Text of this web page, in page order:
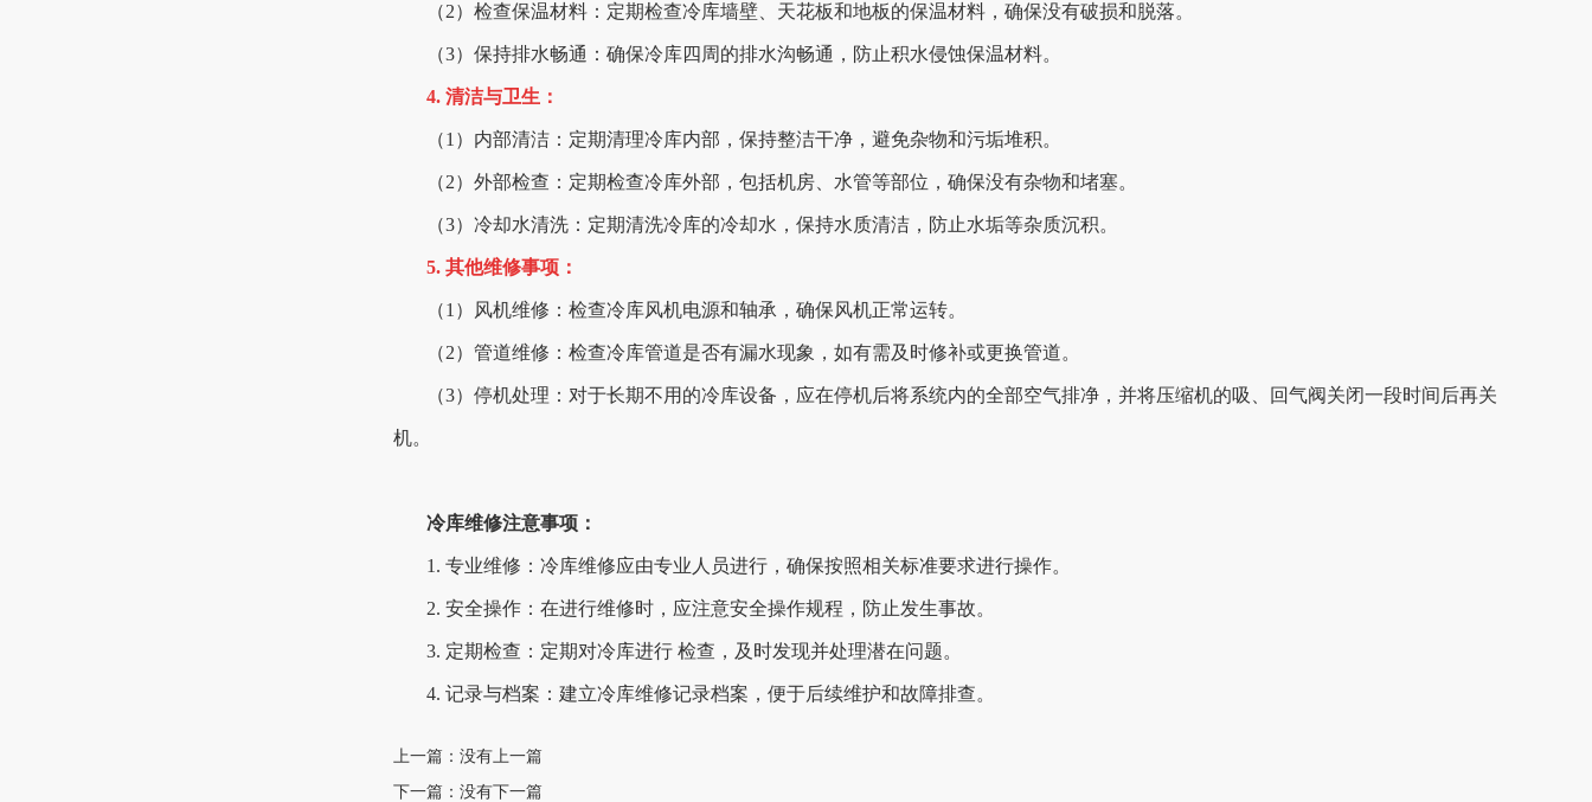
（2）检查保温材料：定期检查冷库墙壁、天花板和地板的保温材料，确保没有破损和脱落。
（3）保持排水畅通：确保冷库四周的排水沟畅通，防止积水侵蚀保温材料。
4. 清洁与卫生：
（1）内部清洁：定期清理冷库内部，保持整洁干净，避免杂物和污垢堆积。
（2）外部检查：定期检查冷库外部，包括机房、水管等部位，确保没有杂物和堵塞。
（3）冷却水清洗：定期清洗冷库的冷却水，保持水质清洁，防止水垢等杂质沉积。
5. 其他维修事项：
（1）风机维修：检查冷库风机电源和轴承，确保风机正常运转。
（2）管道维修：检查冷库管道是否有漏水现象，如有需及时修补或更换管道。
（3）停机处理：对于长期不用的冷库设备，应在停机后将系统内的全部空气排净，并将压缩机的吸、回气阀关闭一段时间后再关
机。
冷库维修注意事项：
1. 专业维修：冷库维修应由专业人员进行，确保按照相关标准要求进行操作。
2. 安全操作：在进行维修时，应注意安全操作规程，防止发生事故。
3. 定期检查：定期对冷库进行 检查，及时发现并处理潜在问题。
4. 记录与档案：建立冷库维修记录档案，便于后续维护和故障排查。
上一篇：没有上一篇
下一篇：没有下一篇